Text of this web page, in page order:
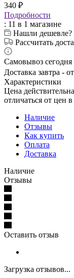
340 ₽
Подробности
: 11 в 1 магазине
Нашли дешевле?
Рассчитать
Самовывоз сегодня
Доставка завтра -
Характеристики
Цена
отличаться от цен
Наличие
Отзывы
Как купить
Оплата
Доставка
Наличие
Отзывы
Оставить отзыв
Загрузка отзывов...